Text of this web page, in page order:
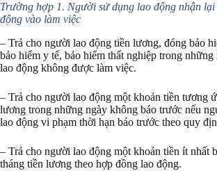
Trường hợp 1. Người sử dụng lao động nhận
động vào làm việc
– Trả cho người lao động tiền lương, đóng bảo
bảo hiểm y tế, bảo hiểm thất nghiệp trong
lao động không được làm việc.
– Trả cho người lao động một khoản tiền tương
lương trong những ngày không báo trước nếu
lao động vi phạm thời hạn báo trước theo quy
– Trả cho người lao động một khoản tiền ít nhất
tháng tiền lương theo hợp đồng lao động.